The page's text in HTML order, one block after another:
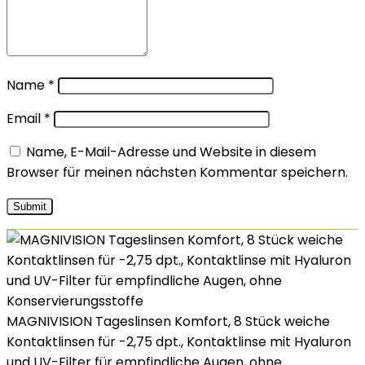
Name *
Email *
Name, E-Mail-Adresse und Website in diesem
Browser für meinen nächsten Kommentar speichern.
MAGNIVISION Tageslinsen Komfort, 8 Stück weiche
Kontaktlinsen für -2,75 dpt., Kontaktlinse mit Hyaluron